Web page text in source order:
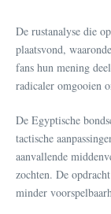
De rustanalyse die
plaatsvond,
fans hun mening
radicaler omgooien
De Egyptische
tactische
aanvallende
zochten. De
minder